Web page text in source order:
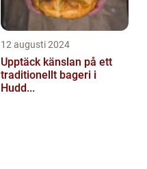
12 augusti 2024
Upptäck känslan på ett
traditionellt bageri i
Hudd...